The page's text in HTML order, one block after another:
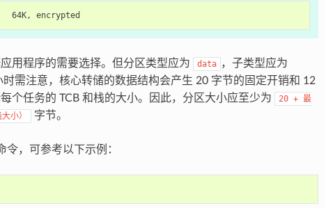
用程序的需要选择。但分区类型应为 data ，子类型应为
需注意，核心转储的数据结构会产生 20 字节的固定开销和 12
个任务的 TCB 和栈的大小。因此，分区大小应至少为
20 + 最
小） 字节。
，可参考以下示例：